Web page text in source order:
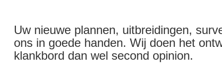
Uw nieuwe plannen, uitbreidingen,
ons in goede handen. Wij doen het
klankbord dan wel second opinion.